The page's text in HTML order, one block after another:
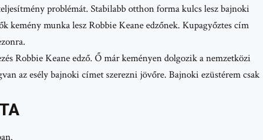
problémát. Stabilabb otthon forma kulcs lesz bajnoki
kemény munka lesz Robbie Keane edzőnek. Kupagyőztes cím
Robbie Keane edző. Ő már keményen dolgozik a nemzetközi
az esély bajnoki címet szerezni jövőre. Bajnoki ezüstérem csak